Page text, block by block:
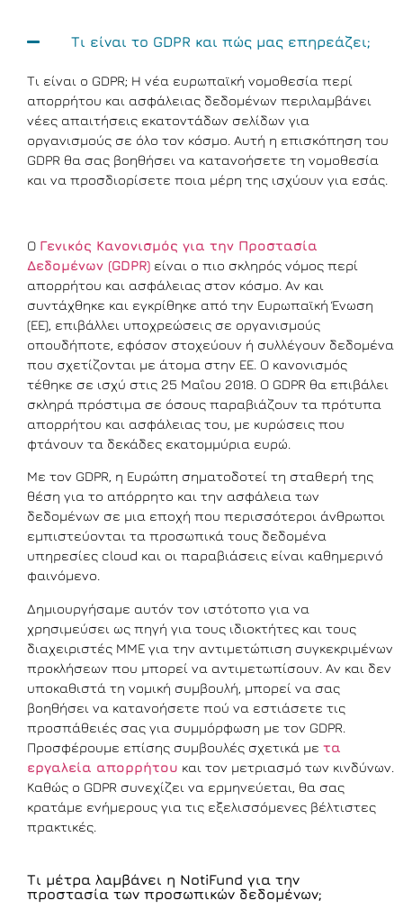
Τι είναι το GDPR και πώς μας επηρεάζει;
Τι είναι ο GDPR; Η νέα ευρωπαϊκή νομοθεσία περί
απορρήτου και ασφάλειας δεδομένων περιλαμβάνει
νέες απαιτήσεις εκατοντάδων σελίδων για
οργανισμούς σε όλο τον κόσμο. Αυτή η επισκόπηση του
GDPR θα σας βοηθήσει να κατανοήσετε τη νομοθεσία
και να προσδιορίσετε ποια μέρη της ισχύουν για εσάς.
Ο Γενικός Κανονισμός για την Προστασία
Δεδομένων (GDPR) είναι ο πιο σκληρός νόμος περί
απορρήτου και ασφάλειας στον κόσμο. Αν και
συντάχθηκε και εγκρίθηκε από την Ευρωπαϊκή Ένωση
(ΕΕ), επιβάλλει υποχρεώσεις σε οργανισμούς
οπουδήποτε, εφόσον στοχεύουν ή συλλέγουν δεδομένα
που σχετίζονται με άτομα στην ΕΕ. Ο κανονισμός
τέθηκε σε ισχύ στις 25 Μαΐου 2018. Ο GDPR θα επιβάλει
σκληρά πρόστιμα σε όσους παραβιάζουν τα πρότυπα
απορρήτου και ασφάλειας του, με κυρώσεις που
φτάνουν τα δεκάδες εκατομμύρια ευρώ.
Με τον GDPR, η Ευρώπη σηματοδοτεί τη σταθερή της
θέση για το απόρρητο και την ασφάλεια των
δεδομένων σε μια εποχή που περισσότεροι άνθρωποι
εμπιστεύονται τα προσωπικά τους δεδομένα
υπηρεσίες cloud και οι παραβιάσεις είναι καθημερινό
φαινόμενο.
Δημιουργήσαμε αυτόν τον ιστότοπο για να
χρησιμεύσει ως πηγή για τους ιδιοκτήτες και τους
διαχειριστές ΜΜΕ για την αντιμετώπιση συγκεκριμένων
προκλήσεων που μπορεί να αντιμετωπίσουν. Αν και δεν
υποκαθιστά τη νομική συμβουλή, μπορεί να σας
βοηθήσει να κατανοήσετε πού να εστιάσετε τις
προσπάθειές σας για συμμόρφωση με τον GDPR.
Προσφέρουμε επίσης συμβουλές σχετικά με τα
εργαλεία απορρήτου και τον μετριασμό των κινδύνων.
Καθώς ο GDPR συνεχίζει να ερμηνεύεται, θα σας
κρατάμε ενήμερους για τις εξελισσόμενες βέλτιστες
πρακτικές.
Τι μέτρα λαμβάνει η NotiFund για την
προστασία των προσωπικών δεδομένων;